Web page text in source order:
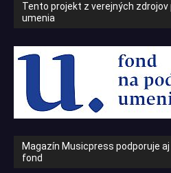
Tento projekt z verejných zdrojov
umenia
Magazín Musicpress podporuje
fond